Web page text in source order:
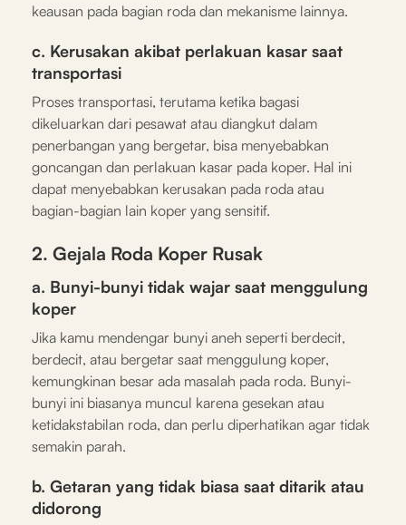
keausan pada bagian roda dan mekanisme lainnya.
c. Kerusakan akibat perlakuan kasar saat
transportasi
Proses transportasi, terutama ketika bagasi
dikeluarkan dari pesawat atau diangkut dalam
penerbangan yang bergetar, bisa menyebabkan
goncangan dan perlakuan kasar pada koper. Hal ini
dapat menyebabkan kerusakan pada roda atau
bagian-bagian lain koper yang sensitif.
2. Gejala Roda Koper Rusak
a. Bunyi-bunyi tidak wajar saat menggulung
koper
Jika kamu mendengar bunyi aneh seperti berdecit,
berdecit, atau bergetar saat menggulung koper,
kemungkinan besar ada masalah pada roda. Bunyi-
bunyi ini biasanya muncul karena gesekan atau
ketidakstabilan roda, dan perlu diperhatikan agar tidak
semakin parah.
b. Getaran yang tidak biasa saat ditarik atau
didorong